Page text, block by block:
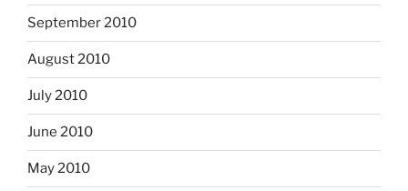
September 2010
August 2010
July 2010
June 2010
May 2010